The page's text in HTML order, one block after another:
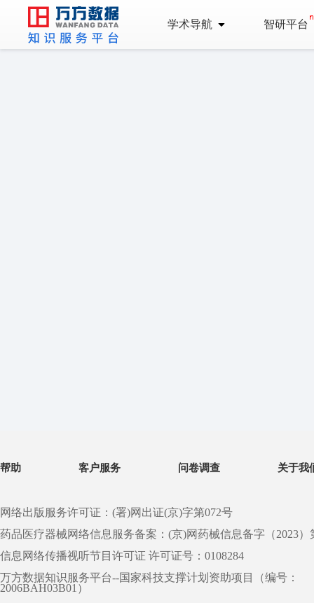
学术导航 智研平台
帮助 客户服务 问卷调查 关于我
网络出版服务许可证：(署)网出证(京)字第072号
药品医疗器械网络信息服务备案：(京)网药械信息备字（2023）
信息网络传播视听节目许可证 许可证号：0108284
万方数据知识服务平台--国家科技支撑计划资助项目（编号：
2006BAH03B01）